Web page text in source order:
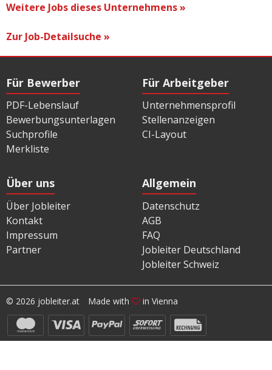
Weitere Jobs dieses Unternehmens »
Zur Job-Detailsuche »
Für Bewerber
PDF-Lebenslauf
Bewerbungsunterlagen
Suchprofile
Merkliste
Für Arbeitgeber
Unternehmensprofil
Stellenanzeigen
CI-Layout
Über uns
Über Jobleiter
Kontakt
Impressum
Partner
Allgemein
Datenschutz
AGB
FAQ
Jobleiter Deutschland
Jobleiter Schweiz
© 2026 jobleiter.at Made with in Vienna